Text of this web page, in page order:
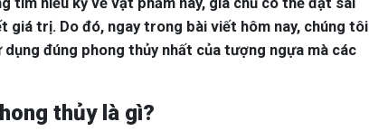
giá trị. Do đó, ngay trong bài viết hôm nay, chúng tôi
đúng phong thủy nhất của tượng ngựa mà các
thủy là gì?